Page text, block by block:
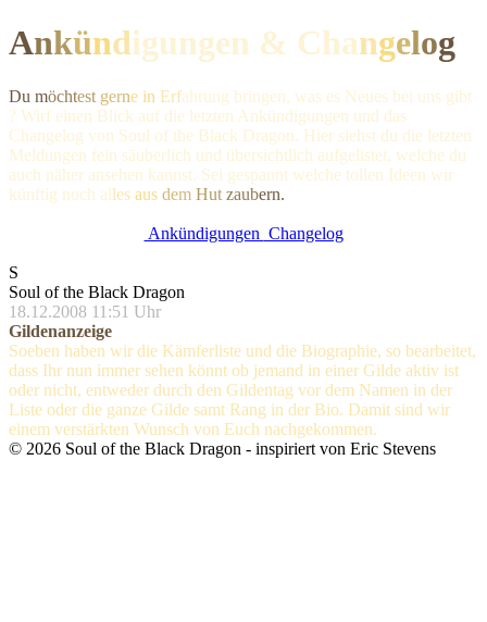
Ankündigungen & Changelog
Du möchtest gerne in Erfahrung bringen, was es Neues bei uns gibt
? Wirf einen Blick auf die letzten Ankündigungen und das
Changelog von Soul of the Black Dragon. Hier siehst du die letzten
Meldungen fein säuberlich und übersichtlich aufgelistet, welche du
auch näher ansehen kannst. Sei gespannt welche tollen Ideen wir
künftig noch alles aus dem Hut zaubern.
Ankündigungen Changelog
S
Soul of the Black Dragon
18.12.2008 11:51 Uhr
Gildenanzeige
Soeben haben wir die Kämferliste und die Biographie, so bearbeitet,
dass Ihr nun immer sehen könnt ob jemand in einer Gilde aktiv ist
oder nicht, entweder durch den Gildentag vor dem Namen in der
Liste oder die ganze Gilde samt Rang in der Bio. Damit sind wir
einem verstärkten Wunsch von Euch nachgekommen.
© 2026 Soul of the Black Dragon - inspiriert von Eric Stevens